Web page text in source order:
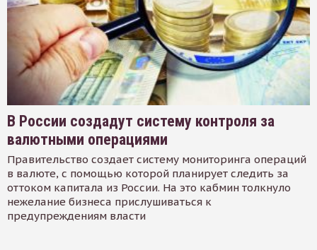
В России создадут систему контроля за
валютными операциями
Правительство создает систему мониторинга операций
в валюте, с помощью которой планирует следить за
оттоком капитала из России. На это кабмин толкнуло
нежелание бизнеса прислушиваться к
предупреждениям власти